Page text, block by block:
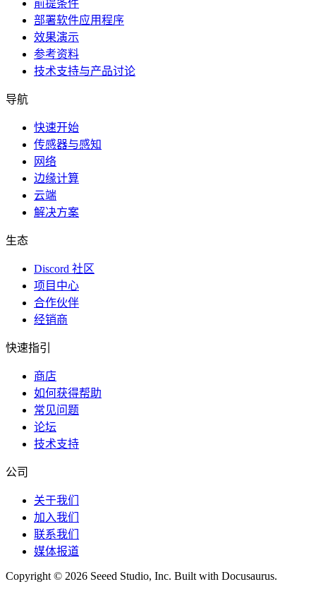
前提条件
部署软件应用程序
效果演示
参考资料
技术支持与产品讨论
导航
快速开始
传感器与感知
网络
边缘计算
云端
解决方案
生态
Discord 社区
项目中心
合作伙伴
经销商
快速指引
商店
如何获得帮助
常见问题
论坛
技术支持
公司
关于我们
加入我们
联系我们
媒体报道
Copyright © 2026 Seeed Studio, Inc. Built with Docusaurus.